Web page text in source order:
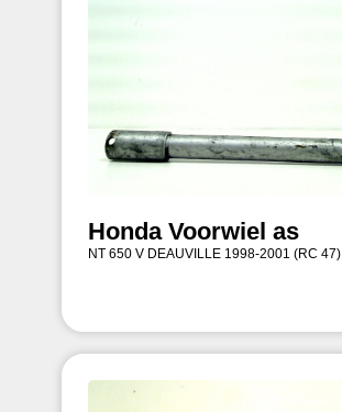
Honda Voorwiel as
NT 650 V DEAUVILLE 1998-2001 (RC 47)